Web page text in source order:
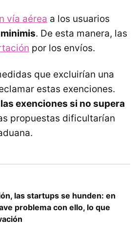
vía aérea a los usuarios
. De esta manera, las
por los envíos.
que excluirían una
estas exenciones.
exenciones si no supera
propuestas dificultarían
las startups se hunden: en
problema con ello, lo que